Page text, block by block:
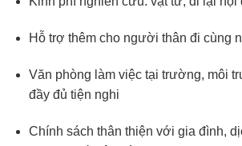
Hỗ trợ thêm cho người thân đi cùng
Văn phòng làm việc tại trường, môi
đầy đủ tiện nghi
Chính sách thân thiện với gia đình,